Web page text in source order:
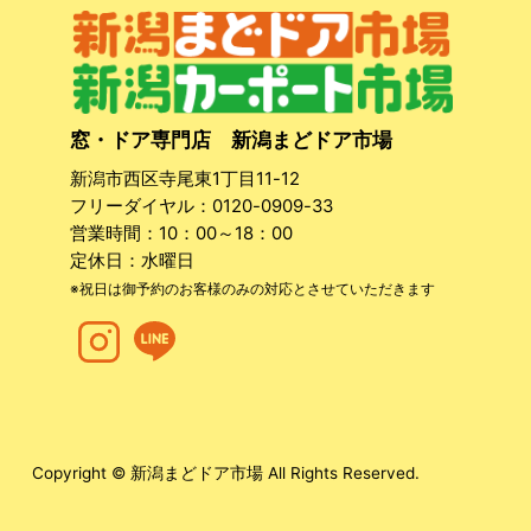
窓・ドア専門店 新潟まどドア市場
新潟市西区寺尾東1丁目11-12
フリーダイヤル：0120-0909-33
営業時間：10：00～18：00
定休日：水曜日
※祝日は御予約のお客様のみの対応とさせていただきます
Copyright © 新潟まどドア市場 All Rights Reserved.